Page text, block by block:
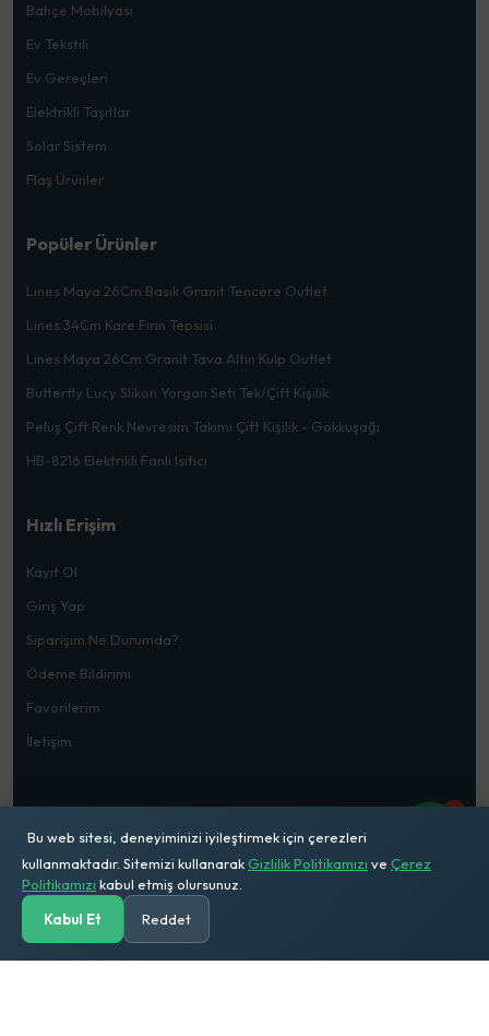
Bahçe Mobilyası
Ev Tekstili
Ev Gereçleri
Elektrikli Taşıtlar
Solar Sistem
Flaş Ürünler
Popüler Ürünler
Lines Maya 26Cm Basık Granit Tencere Outlet
Lines 34Cm Kare Fırın Tepsisi
Lines Maya 26Cm Granit Tava Altın Kulp Outlet
Butterfly Lucy Slikon Yorgan Seti Tek/Çift Kişilik
Peluş Çift Renk Nevresim Takımı Çift Kişilik - Gökkuşağı
HB-8216 Elektrikli Fanlı Isıtıcı
Hızlı Erişim
Kayıt Ol
Giriş Yap
Siparişim Ne Durumda?
Ödeme Bildirimi
Favorilerim
İletişim
© 2026Mehmet Doğru Ticaret. Tüm Hakları Saklıdır
1
Kategoriler Ara
Bu web sitesi, deneyiminizi iyileştirmek için çerezleri
kullanmaktadır. Sitemizi kullanarak Gizlilik Politikamızı ve Çerez
Politikamızı kabul etmiş olursunuz.
Kabul Et
Reddet